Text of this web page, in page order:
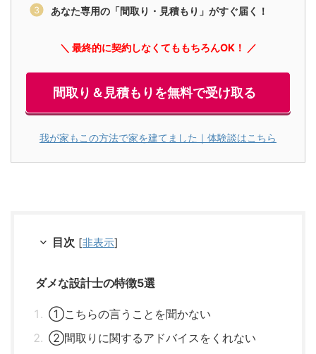
あなた専用の「間取り・見積もり」がすぐ届く！
＼ 最終的に契約しなくてももちろんOK！ ／
間取り＆見積もりを無料で受け取る
我が家もこの方法で家を建てました｜体験談はこちら
目次 [非表示]
ダメな設計士の特徴5選
①こちらの言うことを聞かない
②間取りに関するアドバイスをくれない